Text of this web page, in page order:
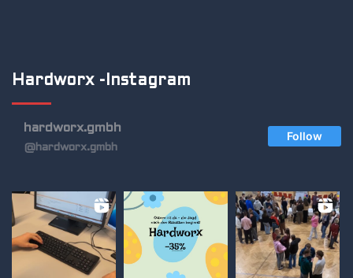
Hardworx -Instagram
hardworx.gmbh
@hardworx.gmbh
Follow